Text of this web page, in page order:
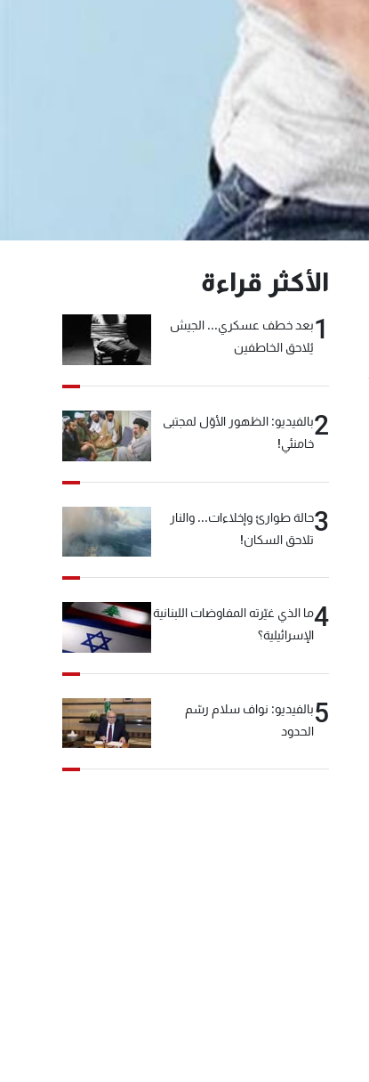
الأكثر قراءة
1بعد خطف عسكري... الجيش
يُلاحق الخاطفين
2بالفيديو: الظهور الأوّل لمجتبى
خامنئي!
3حالة طوارئ وإخلاءات... والنار
تلاحق السكان!
4ما الذي غيّرته المفاوضات اللبنانية
الإسرائيلية؟
5بالفيديو: نواف سلام رسّم
الحدود